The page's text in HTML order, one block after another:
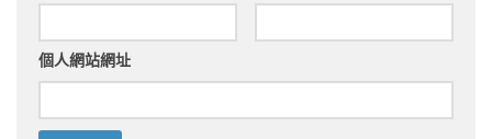
個人網站網址